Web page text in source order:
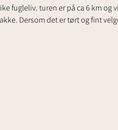
fugleliv. turen er på ca 6 km og
Dersom det er tørt og fint